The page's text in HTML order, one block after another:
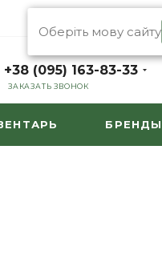
Оберіть мову сайту
+38 (095) 163-83-33
ЗАКАЗАТЬ ЗВОНОК
БРЕНДЫ